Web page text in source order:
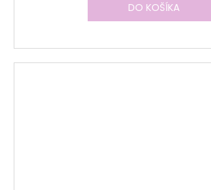
DO KOŠÍKA